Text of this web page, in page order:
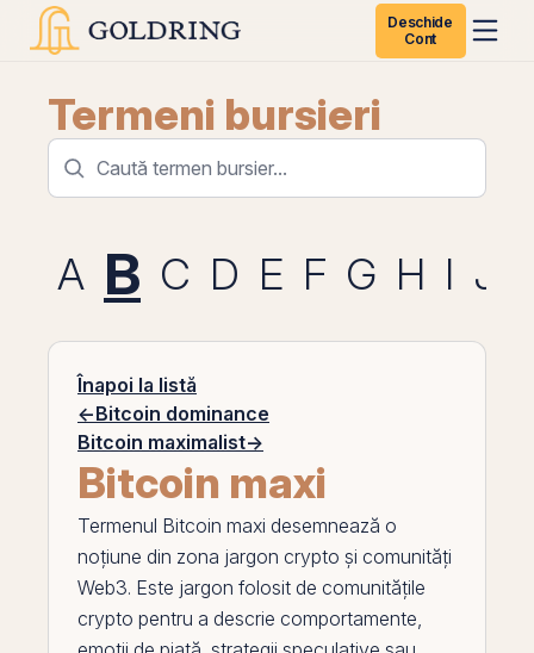
Deschide
Cont
Termeni bursieri
A B C D E F G H I J
Înapoi la listă
←Bitcoin dominance
Bitcoin maximalist→
Bitcoin maxi
Termenul Bitcoin maxi desemnează o
noțiune din zona jargon crypto și comunități
Web3. Este jargon folosit de comunitățile
crypto pentru a descrie comportamente,